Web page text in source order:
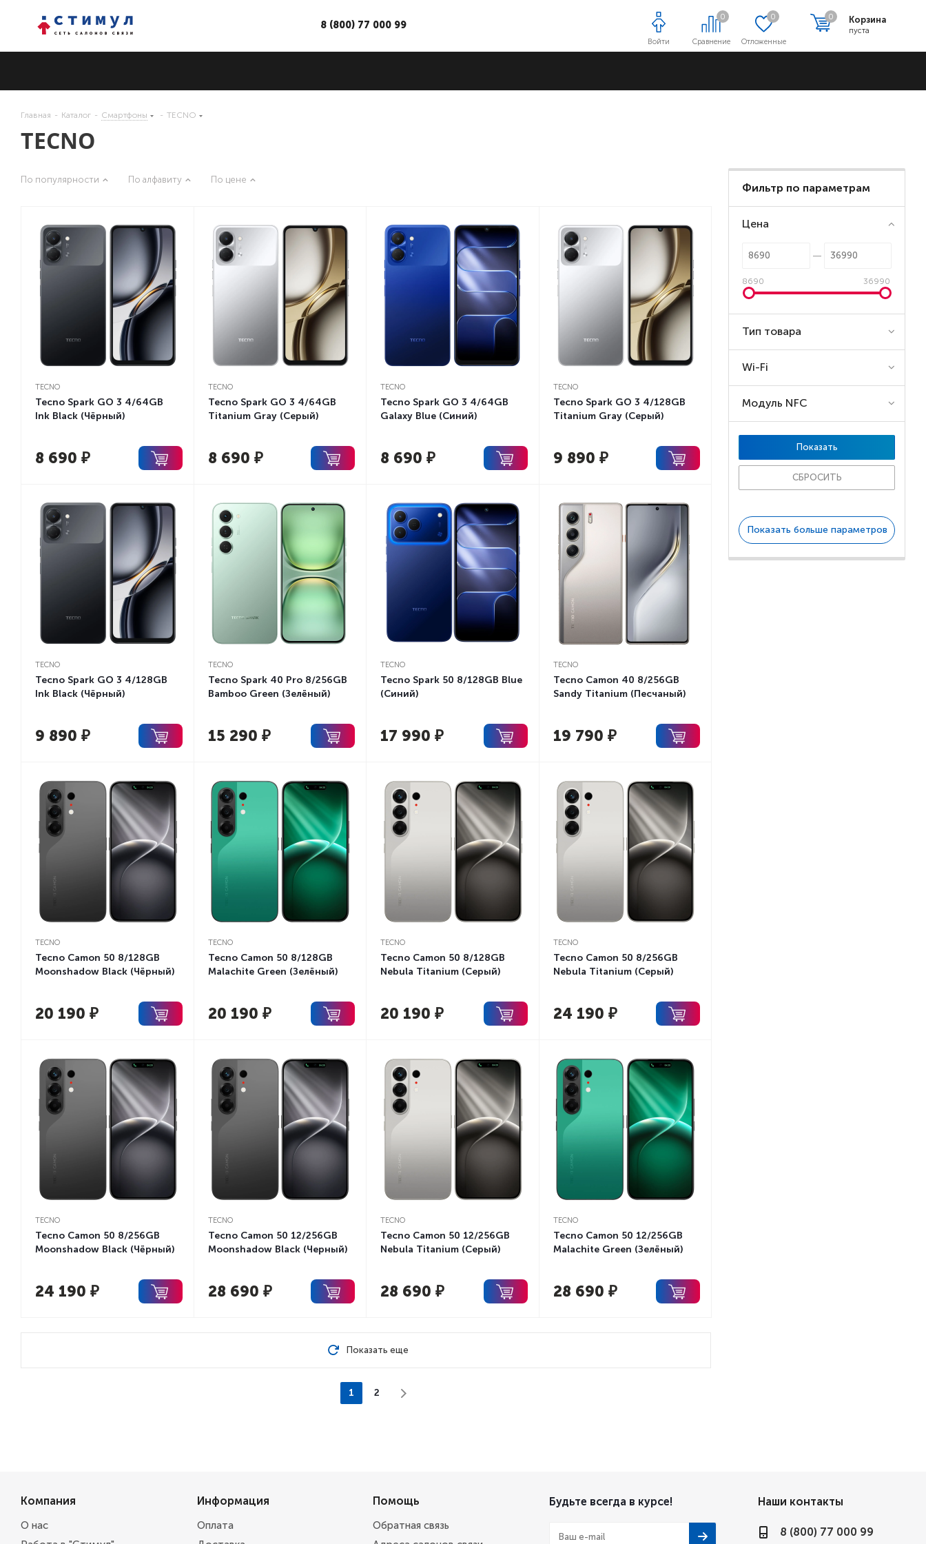
Сравнение
0
Отложенные
0 Корзина
пуста
0
Войти
8 (800) 77 000 99
Главная - Каталог - Смартфоны - TECNO
TECNO
Фильтр по параметрам
Цена
8690 36990
Тип товара
Wi-Fi
Модуль NFC
СБРОСИТЬ
Показать больше параметров
По популярности По алфавиту По цене
TECNO
Tecno Spark GO 3 4/64GB
Ink Black (Чёрный)
8 690 ₽
TECNO
Tecno Spark GO 3 4/64GB
Titanium Gray (Серый)
8 690 ₽
TECNO
Tecno Spark GO 3 4/64GB
Galaxy Blue (Синий)
8 690 ₽
TECNO
Tecno Spark GO 3 4/128GB
Titanium Gray (Серый)
9 890 ₽
TECNO
Tecno Spark GO 3 4/128GB
Ink Black (Чёрный)
9 890 ₽
TECNO
Tecno Spark 40 Pro 8/256GB
Bamboo Green (Зелёный)
15 290 ₽
TECNO
Tecno Spark 50 8/128GB Blue
(Синий)
17 990 ₽
TECNO
Tecno Camon 40 8/256GB
Sandy Titanium (Песчаный)
19 790 ₽
TECNO
Tecno Camon 50 8/128GB
Moonshadow Black (Чёрный)
20 190 ₽
TECNO
Tecno Camon 50 8/128GB
Malachite Green (Зелёный)
20 190 ₽
TECNO
Tecno Camon 50 8/128GB
Nebula Titanium (Серый)
20 190 ₽
TECNO
Tecno Camon 50 8/256GB
Nebula Titanium (Серый)
24 190 ₽
TECNO
Tecno Camon 50 8/256GB
Moonshadow Black (Чёрный)
24 190 ₽
TECNO
Tecno Camon 50 12/256GB
Moonshadow Black (Черный)
28 690 ₽
TECNO
Tecno Camon 50 12/256GB
Nebula Titanium (Серый)
28 690 ₽
TECNO
Tecno Camon 50 12/256GB
Malachite Green (Зелёный)
28 690 ₽
Показать еще
1 2
Компания
О нас
Информация
Оплата
Помощь
Обратная связь
Будьте всегда в курсе! Наши контакты
8 (800) 77 000 99